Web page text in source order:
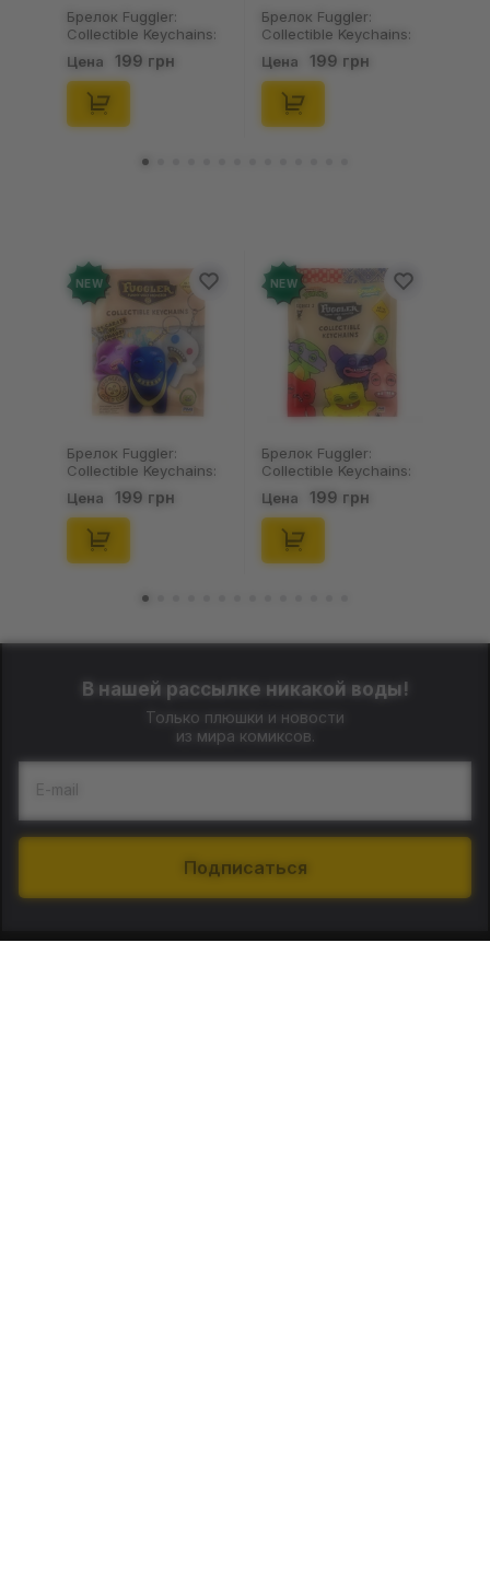
Брелок Fuggler:
Collectible Keychains:
Gold Edition: Series 3
(Blind Box: 1 з 24),
(11550)
Цена 199 грн
Брелок Fuggler:
Collectible Keychains:
Series 2 (Blind Box: 1 з
46), (15475)
Цена 199 грн
NEW
Брелок Fuggler:
Collectible Keychains:
Gold Edition: Series 3
(Blind Box: 1 з 24),
(11550)
Цена 199 грн
NEW
Брелок Fuggler:
Collectible Keychains:
Series 2 (Blind Box: 1 з
46), (15475)
Цена 199 грн
В нашей рассылке никакой воды!
Только плюшки и новости
из мира комиксов.
E-mail
Подписаться